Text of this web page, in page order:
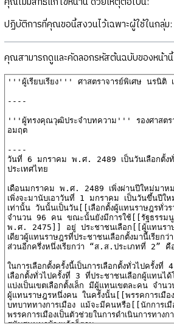
ปฏิบัติการที่คุณขอนี้สงวนไว้เฉพาะผู้ใช้ในกลุ่ม:
คุณสามารถดูและคัดลอกรหัสต้นฉบับของหน้านี้